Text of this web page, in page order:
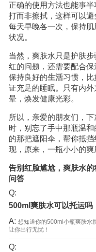
正确的使用方法也能事
打而非擦拭，这样可以避
每天早晚各一次，保持
状况。
当然，爽肤水只是护肤
红的问题，还需要配合
保持良好的生活习惯，比
证充足的睡眠。只有内
晕，焕发健康光彩。
所以，亲爱的朋友们，
时，别忘了手中那瓶温
的那把遮阳伞，帮你抵
现，原来，一瓶小小的爽
告别红脸尴尬，爽肤水
问答
Q:
500ml爽肤水可以托运吗
A: 想知道你的500ml小瓶爽肤水
让你出行无忧！
Q: